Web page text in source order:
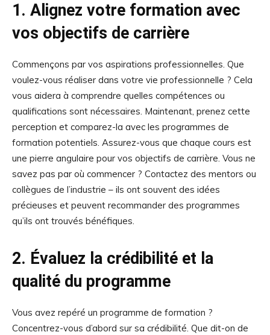
1. Alignez votre formation avec
vos objectifs de carrière
Commençons par vos aspirations professionnelles. Que
voulez-vous réaliser dans votre vie professionnelle ? Cela
vous aidera à comprendre quelles compétences ou
qualifications sont nécessaires. Maintenant, prenez cette
perception et comparez-la avec les programmes de
formation potentiels. Assurez-vous que chaque cours est
une pierre angulaire pour vos objectifs de carrière. Vous ne
savez pas par où commencer ? Contactez des mentors ou
collègues de l’industrie – ils ont souvent des idées
précieuses et peuvent recommander des programmes
qu’ils ont trouvés bénéfiques.
2. Évaluez la crédibilité et la
qualité du programme
Vous avez repéré un programme de formation ?
Concentrez-vous d’abord sur sa crédibilité. Que dit-on de